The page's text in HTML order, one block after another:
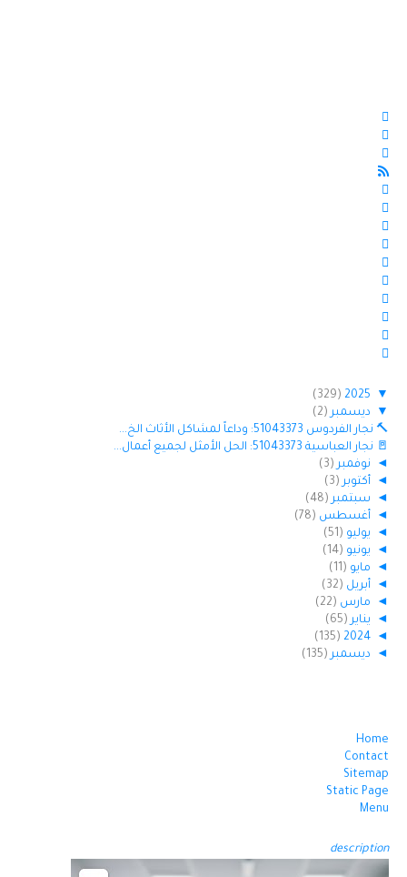
▼
2025
(329)
▼
ديسمبر (2)
🔨 نجار الفردوس 51043373: وداعاً لمشاكل الأثاث الخ...
🚪 نجار العباسية 51043373: الحل الأمثل لجميع أعمال...
◄ نوفمبر (3)
◄ أكتوبر (3)
◄ سبتمبر (48)
◄ أغسطس (78)
◄ يوليو (51)
◄ يونيو (14)
◄ مايو (11)
◄ أبريل (32)
◄ مارس (22)
◄ يناير (65)
◄
2024
(135)
◄ ديسمبر (135)
Home
Contact
Sitemap
Static Page
Menu
description